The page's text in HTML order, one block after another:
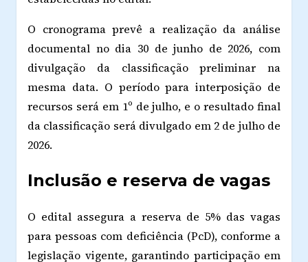
O cronograma prevê a realização da análise
documental no dia 30 de junho de 2026, com
divulgação da classificação preliminar na
mesma data. O período para interposição de
recursos será em 1º de julho, e o resultado final
da classificação será divulgado em 2 de julho de
2026.
Inclusão e reserva de vagas
O edital assegura a reserva de 5% das vagas
para pessoas com deficiência (PcD), conforme a
legislação vigente, garantindo participação em